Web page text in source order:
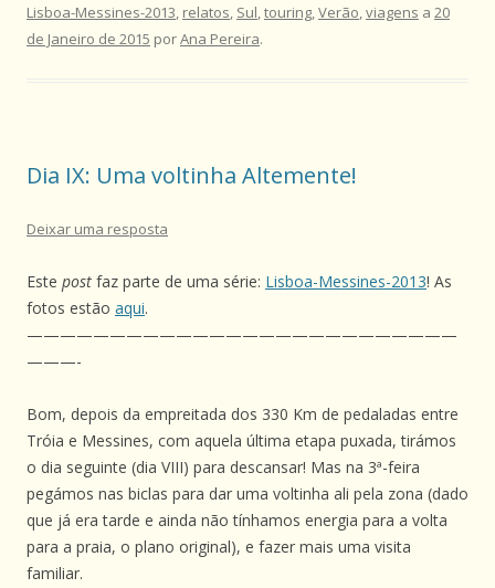
Lisboa-Messines-2013, relatos, Sul,touring,Verão,viagens a 20
de Janeiro de 2015 porAna Pereira.
Dia IX: Uma voltinha Altemente!
Deixar uma resposta
Este post faz parte de uma série: Lisboa-Messines-2013! As
fotos estão aqui.
——————————————————————————
———-
Bom, depois da empreitada dos 330 Km de pedaladas entre
Tróia e Messines, com aquela última etapa puxada, tirámos
o dia seguinte (dia VIII) para descansar! Mas na 3ª-feira
pegámos nas biclas para dar uma voltinha ali pela zona (dado
que já era tarde e ainda não tínhamos energia para a volta
para a praia, o plano original), e fazer mais uma visita
familiar.